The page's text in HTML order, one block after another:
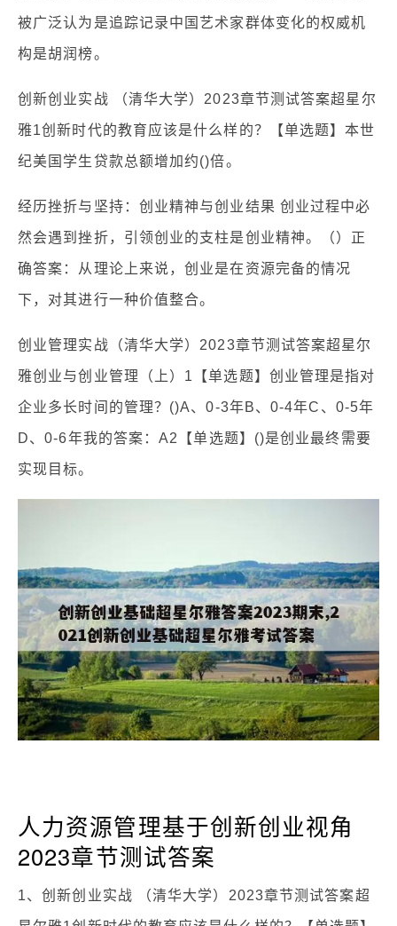
被广泛认为是追踪记录中国艺术家群体变化的权威机
构是胡润榜。
创新创业实战 （清华大学）2023章节测试答案超星尔
雅1创新时代的教育应该是什么样的？【单选题】本世
纪美国学生贷款总额增加约()倍。
经历挫折与坚持：创业精神与创业结果 创业过程中必
然会遇到挫折，引领创业的支柱是创业精神。（）正
确答案：从理论上来说，创业是在资源完备的情况
下，对其进行一种价值整合。
创业管理实战（清华大学）2023章节测试答案超星尔
雅创业与创业管理（上）1【单选题】创业管理是指对
企业多长时间的管理？()A、0-3年B、0-4年C、0-5年
D、0-6年我的答案：A2【单选题】()是创业最终需要
实现目标。
人力资源管理基于创新创业视角
2023章节测试答案
1、创新创业实战 （清华大学）2023章节测试答案超